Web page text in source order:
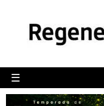
☰